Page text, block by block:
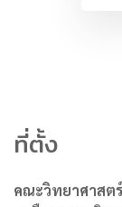
ที่ตั้ง
คณะวิทยาศาสต